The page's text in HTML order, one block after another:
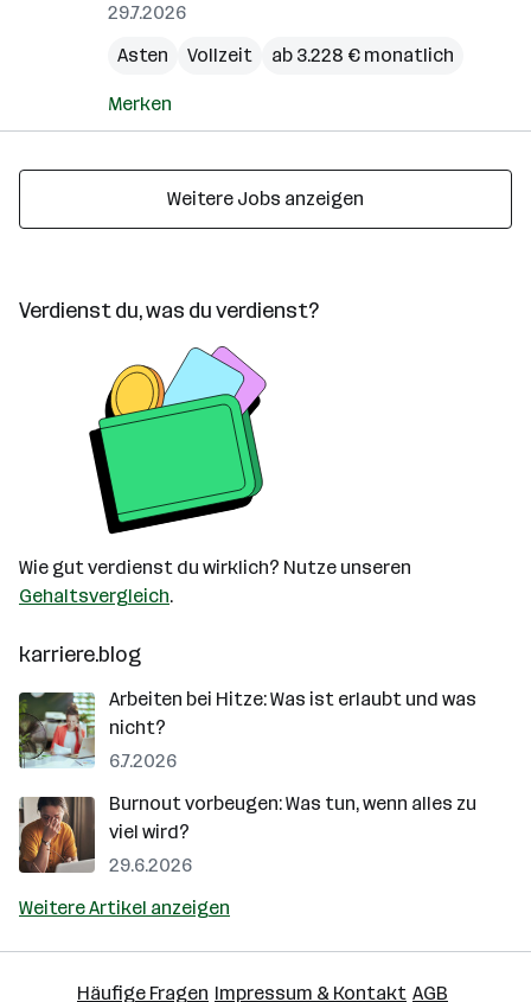
29.7.2026
Asten
Vollzeit ab 3.228 € monatlich
Merken
Weitere Jobs anzeigen
Verdienst du, was du verdienst?
Wie gut verdienst du wirklich? Nutze unseren
Gehaltsvergleich.
karriere.blog
Arbeiten bei Hitze: Was ist erlaubt und was
nicht?
6.7.2026
Burnout vorbeugen: Was tun, wenn alles zu
viel wird?
29.6.2026
Weitere Artikel anzeigen
Häufige Fragen Impressum & Kontakt AGB